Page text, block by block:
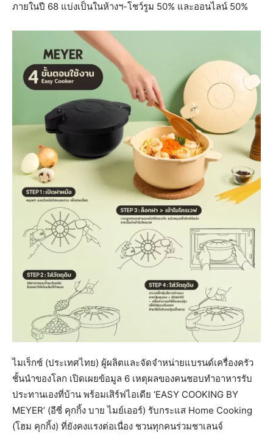
ภายในปี 68 แบ่งเป็นในห้างฯ-โชว์รูม 50% และออนไลน์ 50%
ไมเร็กซ์ (ประเทศไทย) ผู้ผลิตและจัดจำหน่ายแบรนด์เครื่องครัว
ชั้นนำของโลก เปิดเผยข้อมูล 6 เหตุผลของคนชอบทำอาหารรับ
ประทานเองที่บ้าน พร้อมเสิร์ฟไอเดีย ‘EASY COOKING BY
MEYER’ (อีซี่ คุกกิ้ง บาย ไมย์เออร์) รับกระแส Home Cooking
(โฮม คุกกิ้ง) ที่ยังคงแรงต่อเนื่อง ชวนทุกคนร่วมชาเลนจ์